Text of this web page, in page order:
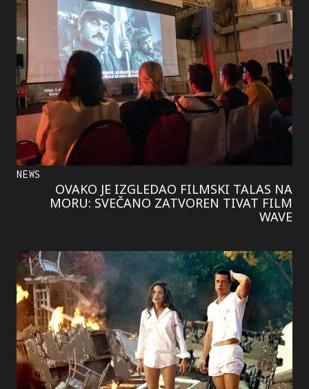
NEWS
OVAKO JE IZGLEDAO FILMSKI TALAS NA
MORU: SVEČANO ZATVOREN TIVAT FILM
WAVE